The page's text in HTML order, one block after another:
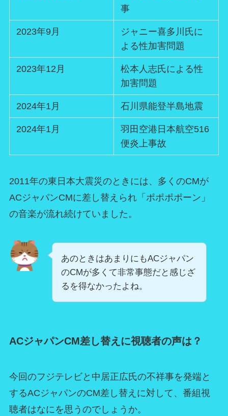
事
2023年9月
ジャニー喜多川氏に
よる性加害問題
2023年12月
松本人志氏による性
加害問題
2024年1月 石川県能登半島地震
2024年1月
羽田空港日本航空516
便炎上事故
2011年の東日本大震災のときには、多くのCMが
ACジャパンCMに差し替えられ「ポポポポーン」
の音楽が流れ続けていました。
あのときはあまりにもACジャパン
のCMが多くて非常事態だと感じざ
るを得なかったよね。
ACジャパンCM差し替えに視聴者の声は？
今回のフジテレビと中居正広氏の不祥事を発端と
するACジャパンのCM差し替えに対して、番組視
聴者はなにを思うのでしょうか。